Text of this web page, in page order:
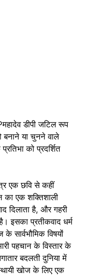
डीपी जटिल रूप
बनाने या चुनने वाले
को प्रदर्शित
एक छवि से कहीं
का एक शक्तिशाली
दिलाता है, और गहरी
इसका प्रतीकवाद धर्म
सार्वभौमिक विषयों
पहचान के विस्तार के
बदलती दुनिया में
खोज के लिए एक